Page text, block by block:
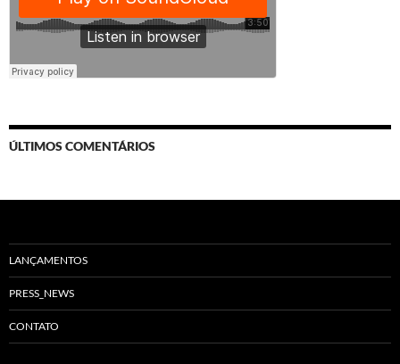
ÚLTIMOS COMENTÁRIOS
LANÇAMENTOS
PRESS_NEWS
CONTATO